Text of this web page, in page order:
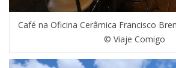
Café na Oficina Cerâmica Francisco
© Viaje Comigo